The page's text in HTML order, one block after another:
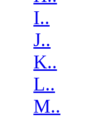
I..
J..
K..
L..
M..